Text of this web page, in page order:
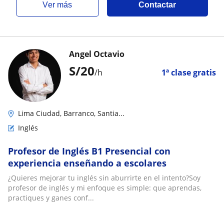
ver más Contactar
S/20/h 1ª clase gratis
Angel Octavio
Lima Ciudad, Barranco, Santia...
Inglés
Profesor de Inglés B1 Presencial con
experiencia enseñando a escolares
¿Quieres mejorar tu inglés sin aburrirte en el intento?Soy
profesor de inglés y mi enfoque es simple: que aprendas,
practiques y ganes conf...